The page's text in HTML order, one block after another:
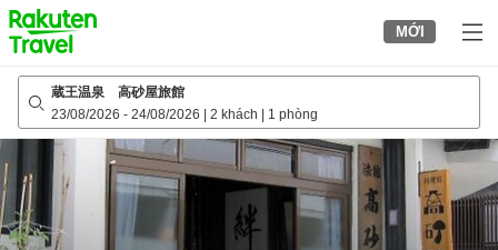
to
top
page
MỚI
蔵王温泉 高砂屋旅館
23/08/2026 - 24/08/2026 2 khách 1 phòng